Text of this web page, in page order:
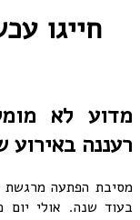
חייגו עכשיו: 072-
מדוע לא
רעננה באירוע
מסיבת הפתעה מרגשת
בעוד שנה. אולי יום